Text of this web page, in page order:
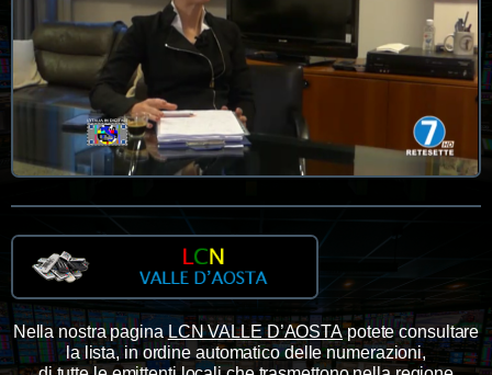
Nella nostra paginaLCN VALLE D’AOSTApotete consultare
la lista, in ordine automatico delle numerazioni,